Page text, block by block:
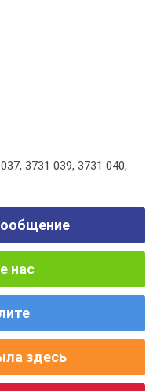
, 3731 039, 3731 040,
нас
здесь